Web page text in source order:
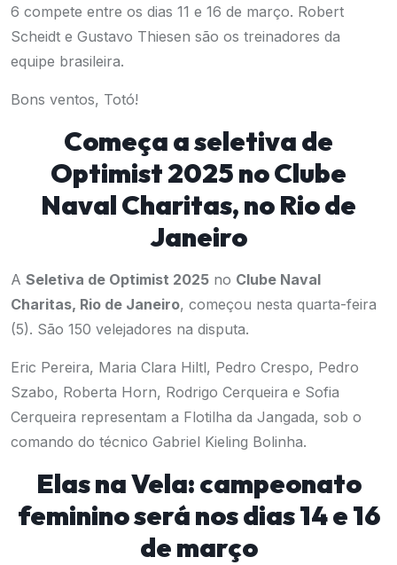
6 compete entre os dias 11 e 16 de março. Robert
Scheidt e Gustavo Thiesen são os treinadores da
equipe brasileira.
Bons ventos, Totó!
Começa a seletiva de
Optimist 2025 no Clube
Naval Charitas, no Rio de
Janeiro
A Seletiva de Optimist 2025 no Clube Naval
Charitas, Rio de Janeiro, começou nesta quarta-feira
(5). São 150 velejadores na disputa.
Eric Pereira, Maria Clara Hiltl, Pedro Crespo, Pedro
Szabo, Roberta Horn, Rodrigo Cerqueira e Sofia
Cerqueira representam a Flotilha da Jangada, sob o
comando do técnico Gabriel Kieling Bolinha.
Elas na Vela: campeonato
feminino será nos dias 14 e 16
de março